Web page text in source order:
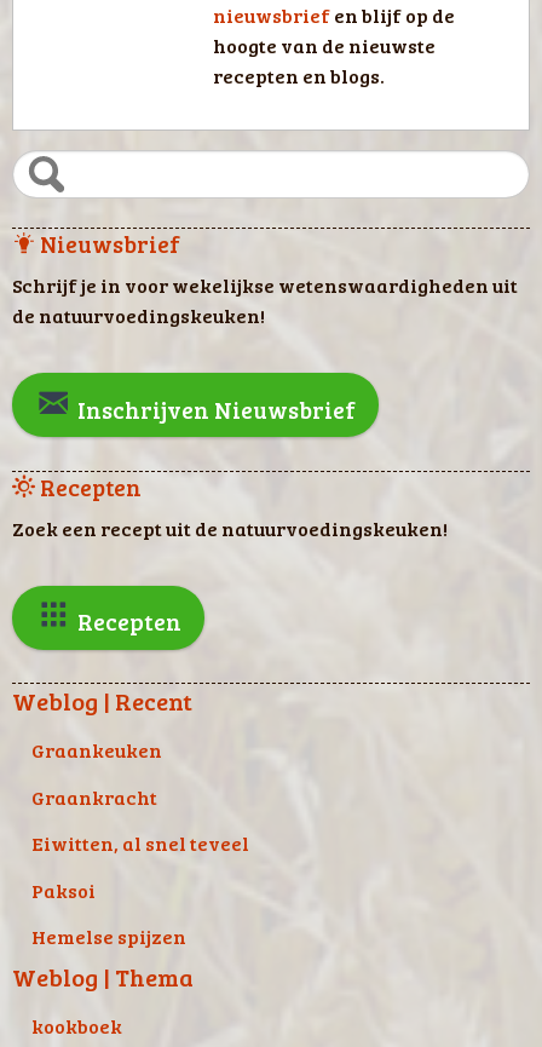
nieuwsbriefen blijf op de
hoogte van de nieuwste
recepten en blogs.
Nieuwsbrief
Schrijf je in voor wekelijkse wetenswaardigheden uit
de natuurvoedingskeuken!
Inschrijven Nieuwsbrief
Recepten
Zoek een recept uit de natuurvoedingskeuken!
Recepten
Weblog | Recent
Graankeuken
Graankracht
Eiwitten, al snel teveel
Paksoi
Hemelse spijzen
Weblog | Thema
kookboek